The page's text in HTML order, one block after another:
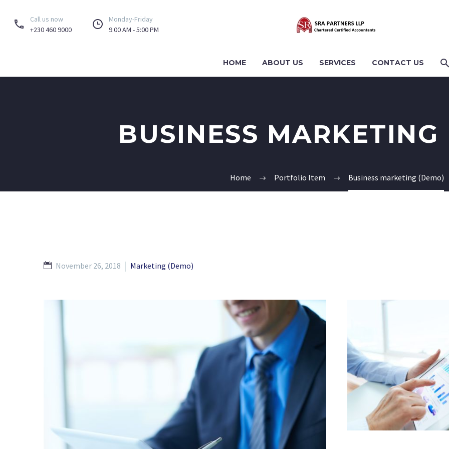


Call us now
+230 460 9000


Monday-Friday
9:00 AM - 5:00 PM
HOME ABOUT US SERVICES CONTACT US
BUSINESS
Home Portfolio Item Business marketing (Demo)
November 26, 2018 Marketing (Demo)